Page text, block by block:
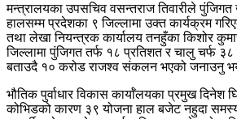
मन्त्रालयका उपसचिव वसन्तराज तिवारीले पुंजिगत
हालसम्म प्रदेशका ९ जिल्लामा उक्त कार्यक्रम
तथा लेखा नियन्त्रक कार्यालय तनहुँका किशोर
जिल्लामा पुंजिगत तर्फ १८ प्रतिशत र चालु चर्फ
बताउदै १० करोड राजश्व संकलन भएको जनाउनु
भौतिक पुर्वाधार विकास कार्याँलयका प्रमुख दिनेश
कोभिडको कारण ३९ योजना हाल बजेट नहुदा